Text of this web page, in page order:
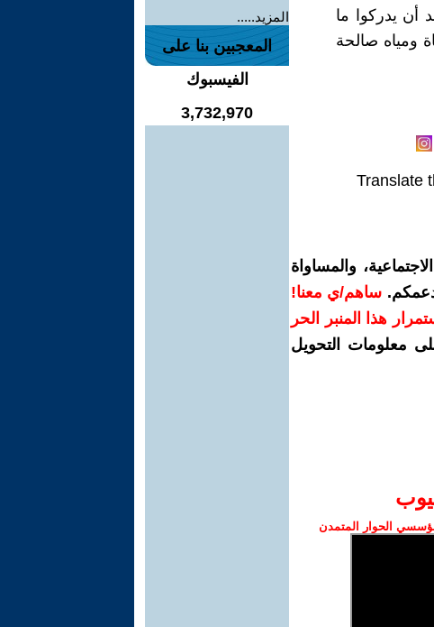
أن يدركوا ما
ومياه صالحة
Translate
والمساواة
ساهم/ي معنا!
هذا المنبر الحر
معلومات التحويل
الحوار المتمدن
المزيد.....
المعجبين بنا على
الفيسبوك
3,732,970